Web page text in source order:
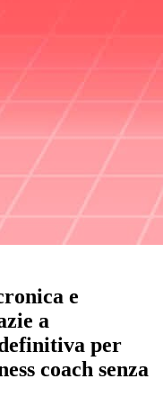
e
a
per
coach senza